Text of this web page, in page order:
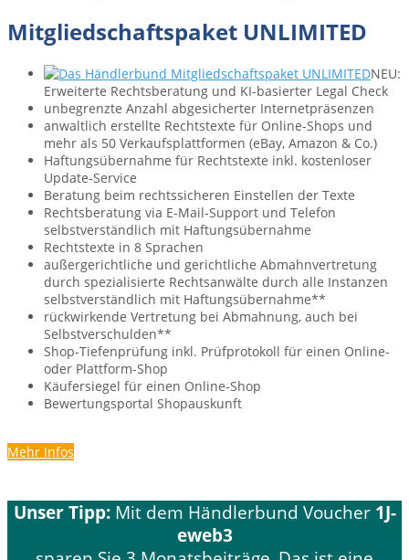
Mitgliedschaftspaket UNLIMITED
NEU:
Erweiterte Rechtsberatung und KI-basierter Legal Check
unbegrenzte Anzahl ab­gesicherter Internet­präsenzen
anwaltlich erstellte Rechts­texte für Online-Shops und
mehr als 50 Verkaufs­plattformen ­(eBay, Amazon & Co.)
Haftungs­übernahme für Rechtstexte inkl. kostenloser
Update-Service
Beratung beim rechts­sicheren Einstellen der Texte
Rechtsberatung via E-Mail-Support und Telefon
selbstverständlich mit Haftungsübernahme
Rechts­texte in 8 Sprachen
außergerichtliche und gerichtliche Abmahn­vertretung
durch spezialisierte Rechts­anwälte durch alle Instanzen
selbstverständlich mit Haftungsübernahme**
rückwirkende Vertretung bei Abmahnung, auch bei
Selbstverschulden**
Shop-Tiefenprüfung inkl. Prüf­protokoll für einen Online-
oder Plattform-Shop
Käufer­siegel für einen Online-Shop
Bewertungsportal Shopauskunft
Mehr Infos
Unser Tipp:Mit dem Händlerbund Voucher 1J-
eweb3